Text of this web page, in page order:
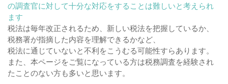
の調査官に対して十分な対応をすることは難しいと考えられ
ます
税法は毎年改正されるため、新しい税法を把握しているか、
税務署が指摘した内容を理解できるかなど、
税法に通じていないと不利をこうむる可能性すらあります。
また、本ページをご覧になっている方は税務調査を経験され
たことのない方も多いと思います。